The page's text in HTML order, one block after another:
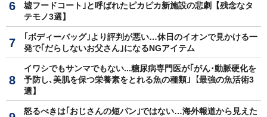
墟フードコート｣と呼ばれたピカピカ新施設の悲劇【残念なタ
テモノ3選】
｢ボディーバッグ｣より評判が悪い…休日のイオンで見かける一
発で｢だらしないお父さん｣になるNGアイテム
イワシでもサンマでもない...糖尿病専門医が｢がん･動脈硬化を
予防し､美肌を保つ栄養素をとれる魚の種類｣【最強の魚活術3
選】
怒るべきは｢おじさんの短パン｣ではない…海外報道から見えた